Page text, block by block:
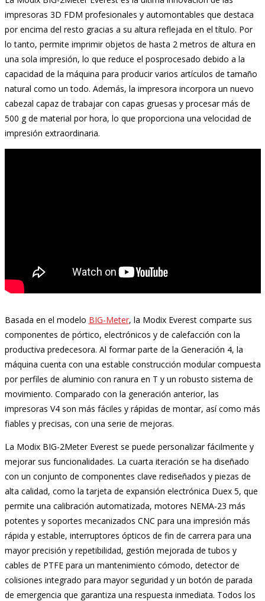
impresoras 3D FDM profesionales y automontables que destaca
por encima del resto gracias a su altura reflejada en el título. Por
lo tanto, permite imprimir objetos de hasta 2 metros de altura en
una sola impresión, lo que reduce el posprocesado debido a la
capacidad de la máquina para producir varios artículos de tamaño
natural como un todo. Además, la impresora incorpora un nuevo
cabezal capaz de trabajar con capas gruesas y procesar más de
500 g de material por hora, lo que proporciona una velocidad de
impresión extraordinaria.
Basada en el modelo BIG-Meter, la Modix Everest comparte sus
componentes de pórtico, electrónicos y de calefacción con la
productiva predecesora. Al formar parte de la Generación 4, la
máquina cuenta con una estable construcción modular compuesta
por perfiles de aluminio con ranura en T y un robusto sistema de
movimiento. Comparado con la generación anterior, las
impresoras V4 son más fáciles y rápidas de montar, así como más
fiables y precisas, con una serie de mejoras.
La Modix BIG-2Meter Everest se puede personalizar fácilmente y
mejorar sus funcionalidades. La cuarta iteración se ha diseñado
con un conjunto de componentes clave rediseñados y piezas de
alta calidad, como la tarjeta de expansión electrónica Duex 5, que
permite una calibración automatizada, motores NEMA-23 más
potentes y soportes mecanizados CNC para una impresión más
rápida y estable, interruptores ópticos de fin de carrera para una
mayor precisión y repetibilidad, gestión mejorada de tubos y
cables de PTFE para un mantenimiento cómodo, detector de
colisiones integrado para mayor seguridad y un botón de parada
de emergencia que garantiza una respuesta inmediata. Todos los